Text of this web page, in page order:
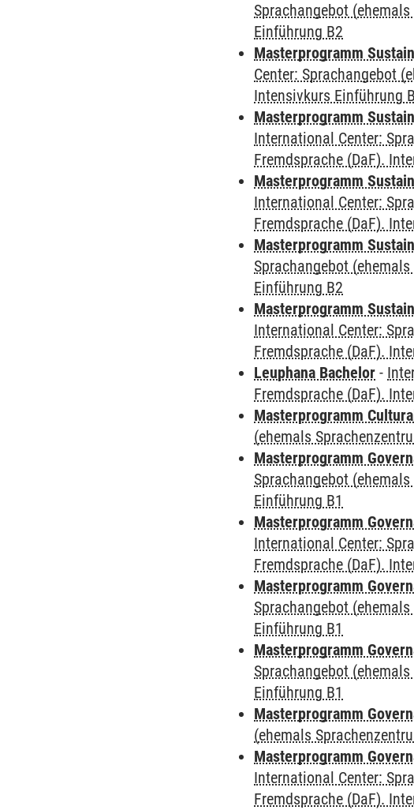
Sprachangebot
Einführung B2
Masterprogramm
Center: Sprachangebot
Intensivkurs Einführung
Masterprogramm
International Center:
Fremdsprache (DaF).
Masterprogramm
International Center:
Fremdsprache (DaF).
Masterprogramm
Sprachangebot
Einführung B2
Masterprogramm
International Center:
Fremdsprache (DaF).
Leuphana Bachelor -
Fremdsprache (DaF).
Masterprogramm
(ehemals
Masterprogramm
Sprachangebot
Einführung B1
Masterprogramm
International Center:
Fremdsprache (DaF).
Masterprogramm
Sprachangebot
Einführung B1
Masterprogramm
Sprachangebot
Einführung B1
Masterprogramm
(ehemals
Masterprogramm
International Center:
Fremdsprache (DaF).